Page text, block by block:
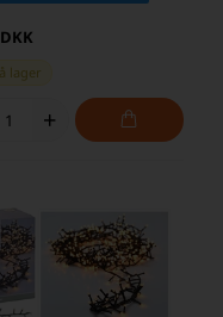
lager
+